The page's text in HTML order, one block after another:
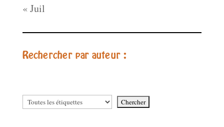
« Juil
Rechercher par auteur :